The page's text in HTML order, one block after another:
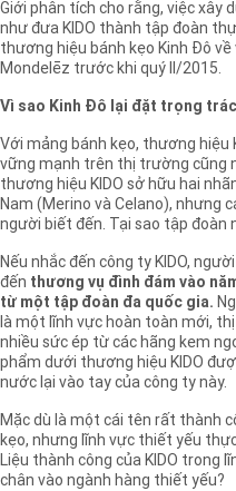
Giới phân tích cho rằng, việc xây
như đưa KIDO thành tập đoàn
thương hiệu bánh kẹo Kinh Đô
Mondelēz trước khi quý II/2015.
Vì sao Kinh Đô lại đặt trọng
Với mảng bánh kẹo, thương
vững mạnh trên thị trường cũng
thương hiệu KIDO sở hữu hai
Nam (Merino và Celano), nhưng
người biết đến. Tại sao tập đoàn
Nếu nhắc đến công ty KIDO,
đến thương vụ đình đám vào
từ một tập đoàn đa quốc gia.
là một lĩnh vực hoàn toàn mới,
nhiều sức ép từ các hãng kem
phẩm dưới thương hiệu KIDO
nước lại vào tay của công ty này.
Mặc dù là một cái tên rất thành
kẹo, nhưng lĩnh vực thiết yếu
Liệu thành công của KIDO trong
chân vào ngành hàng thiết yếu?